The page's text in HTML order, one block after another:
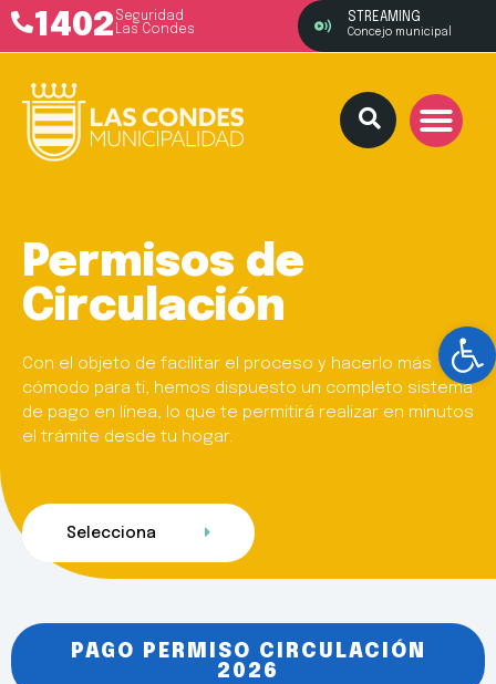
1402 Seguridad
Las Condes
STREAMING
Concejo municipal
Permisos de
Circulación
Con el objeto de facilitar el proceso y hacerlo más
cómodo para ti, hemos dispuesto un completo sistema
de pago en línea, lo que te permitirá realizar en minutos
el trámite desde tu hogar.
Selecciona
PAGO PERMISO CIRCULACIÓN
2026